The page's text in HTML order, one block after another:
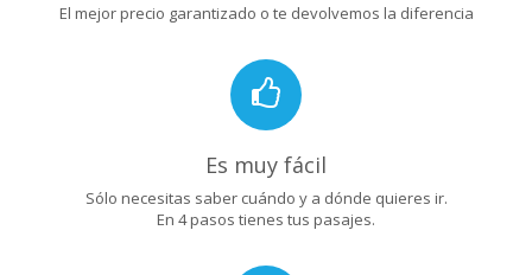
El mejor precio garantizado o te devolvemos la diferencia
Es muy fácil
Sólo necesitas saber cuándo y a dónde quieres ir.
En 4 pasos tienes tus pasajes.